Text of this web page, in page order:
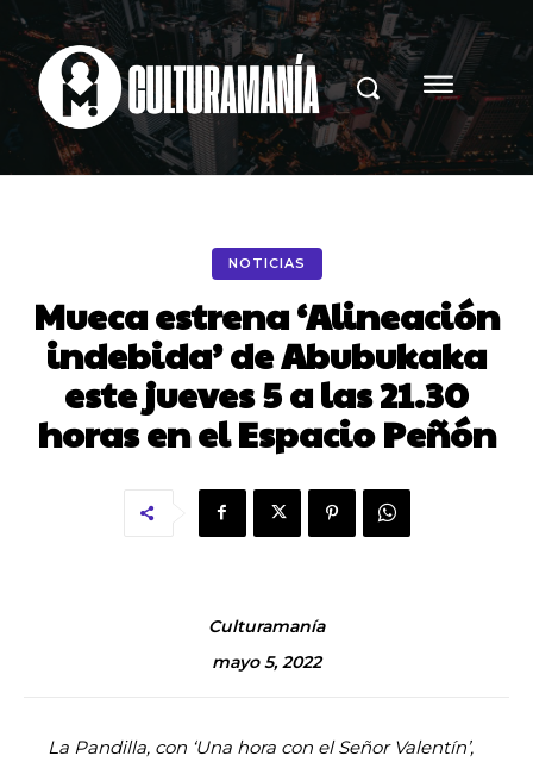
NOTICIAS
Mueca estrena ‘Alineación
indebida’ de Abubukaka
este jueves 5 a las 21.30
horas en el Espacio Peñón
Culturamanía
mayo 5, 2022
La Pandilla, con Una hora con el Señor Valentín,